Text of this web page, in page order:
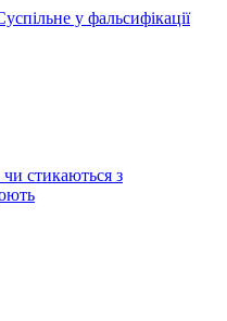
у фальсифікації
стикаються з